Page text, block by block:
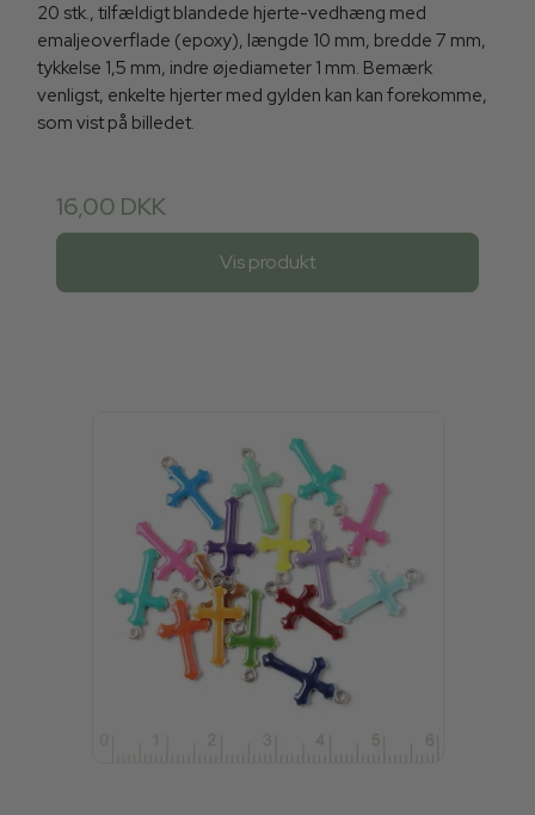
20 stk., tilfældigt blandede hjerte-vedhæng med
emaljeoverflade (epoxy), længde 10 mm, bredde 7 mm,
tykkelse 1,5 mm, indre øjediameter 1 mm. Bemærk
venligst, enkelte hjerter med gylden kan kan forekomme,
som vist på billedet.
16,00 DKK
Vis produkt